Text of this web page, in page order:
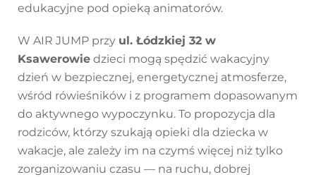
edukacyjne pod opieką animatorów.
W AIR JUMP przy ul. Łódzkiej 32 w
Ksawerowie dzieci mogą spędzić wakacyjny
dzień w bezpiecznej, energetycznej atmosferze,
wśród rówieśników i z programem dopasowanym
do aktywnego wypoczynku. To propozycja dla
rodziców, którzy szukają opieki dla dziecka w
wakacje, ale zależy im na czymś więcej niż tylko
zorganizowaniu czasu — na ruchu, dobrej